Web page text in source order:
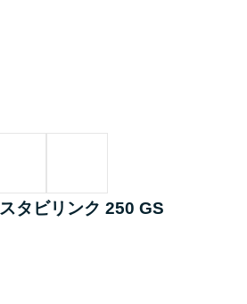
タビリンク 250 GS